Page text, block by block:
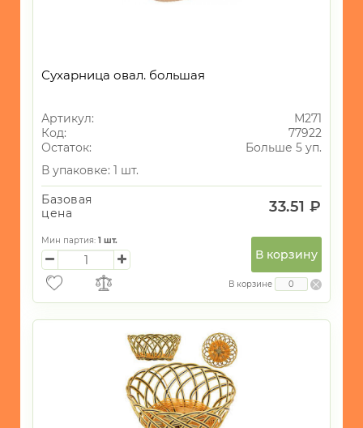
Сухарница овал. большая
Артикул:
М271
Код:
77922
Остаток:
Больше 5 уп.
В упаковке: 1 шт.
Базовая
цена
33.51 ₽
Мин партия: 1 шт.
В корзину
В корзине